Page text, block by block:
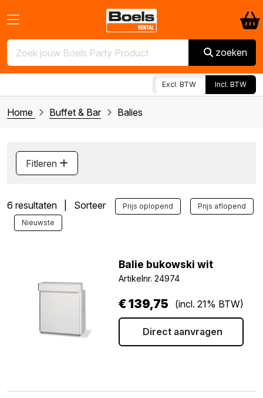
zoeken
Excl. BTW Incl. BTW
Home Buffet & Bar Balies
Fitleren
6 resultaten | Sorteer Prijs oplopend
Prijs aflopend
Nieuwste
Balie bukowski wit
Artikelnr. 24974
€139,75 (incl. 21% BTW)
Direct aanvragen